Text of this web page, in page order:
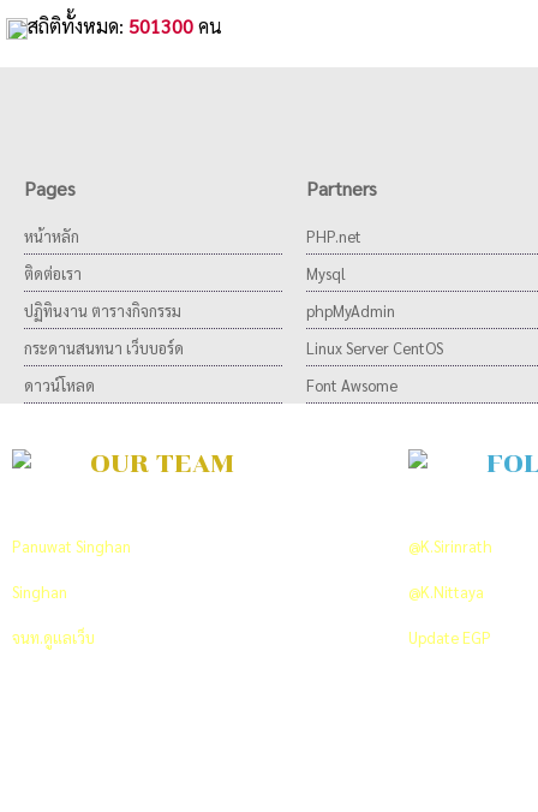
สถิติทั้งหมด: 501300คน
Pages
หน้าหลัก
ติดต่อเรา
ปฏิทินงาน ตารางกิจกรรม
กระดานสนทนา เว็บบอร์ด
ดาวน์โหลด
Partners
PHP.net
Mysql
phpMyAdmin
Linux Server CentOS
Font Awsome
OUR TEAM
Panuwat Singhan
Singhan
จนท.ดูแลเว็บ
@K.Sirinrath
@K.Nittaya
Update EGP